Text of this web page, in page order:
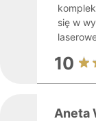
się w
10
Aneta